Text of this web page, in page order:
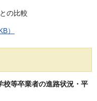
の比較
）
等卒業者の進路状況・平